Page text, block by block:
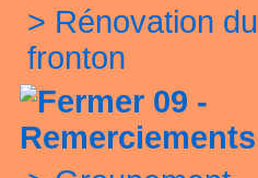
> Rénovation du
fronton
09 -
Remerciements